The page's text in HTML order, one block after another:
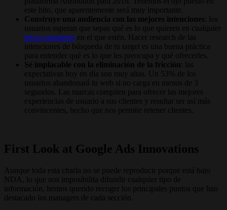
este hito, que aparentemente será muy importante.
Construye una audiencia con las mejores intenciones : los
usuarios esperan que sepas qué es lo que quieren en cualquier
micro-momento en el que estén. Hacer research de las
intenciones de búsqueda de tu target es una buena práctica
para entender qué es lo que les preocupa y qué ofrecerles.
Sé implacable con la eliminación de la fricción : las
expectativas hoy en día son muy altas. Un 53% de los
usuarios abandonará tu web si no carga en menos de 3
segundos. Las marcas compiten para ofrecer las mejores
experiencias de usuario a sus clientes y resultar ser así más
convincentes, hecho que nos permite retener clientes.
First Look at Google Ads Innovations
Aunque toda esta charla no se puede reproducir porque está bajo
NDA, lo que nos imposibilita difundir cualquier tipo de
información, hemos querido recoger los principales puntos que han
destacado los managers de cada sección.